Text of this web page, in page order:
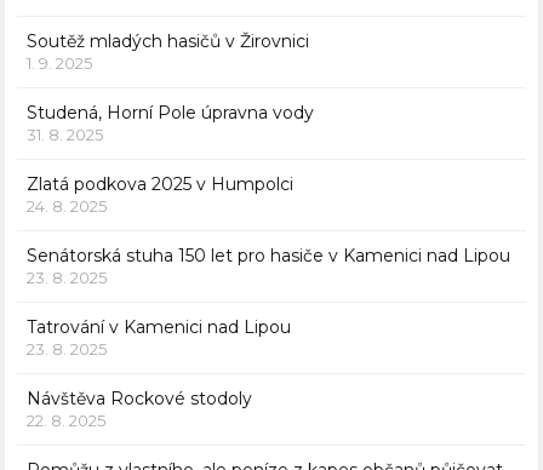
Soutěž mladých hasičů v Žirovnici
1. 9. 2025
Studená, Horní Pole úpravna vody
31. 8. 2025
Zlatá podkova 2025 v Humpolci
24. 8. 2025
Senátorská stuha 150 let pro hasiče v Kamenici nad Lipou
23. 8. 2025
Tatrování v Kamenici nad Lipou
23. 8. 2025
Návštěva Rockové stodoly
22. 8. 2025